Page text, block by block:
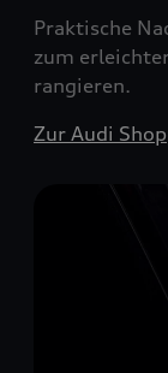
Praktische
zum
rangieren.
Zur Audi